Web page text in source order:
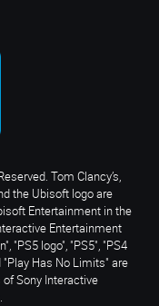
Tom Clancy’s,
the Ubisoft logo are
Entertainment in the
Entertainment
"PS5 logo", "PS5", "PS4
"Play Has No Limits" are
Sony Interactive